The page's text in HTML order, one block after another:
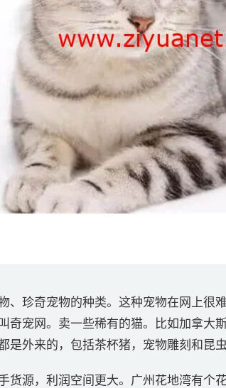
、珍奇宠物的种类。这种宠物在网上很
奇宠网。卖一些稀有的猫。比如加拿大
是外来的，包括茶杯猪，宠物雕刻和昆
货源，利润空间更大。广州花地湾有个